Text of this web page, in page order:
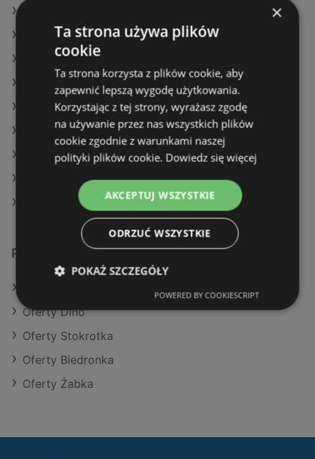
Oferty Stokrotka
Oferty E.Leclerc
Aktualne gazetki Selgros
Aktualne gazetki Netto
Aktualne gazetki Dealz
Aktualne gazetki Carrefour
Aktualne gazetki Biedronka
Sklepy Lidl w Międzyzdroje
Podobne sklepy detaliczne
Oferty Dino
Oferty Stokrotka
Oferty Biedronka
Oferty Żabka
×
Ta strona używa plików
cookie
Ta strona korzysta z plików cookie, aby
zapewnić lepszą wygodę użytkowania.
Korzystając z tej strony, wyrażasz zgodę
na używanie przez nas wszystkich plików
cookie zgodnie z warunkami naszej
polityki plików cookie. Dowiedz się więcej
AKCEPTUJ WSZYSTKIE
ODRZUĆ WSZYSTKIE
POKAŻ SZCZEGÓŁY
POWERED BY COOKIESCRIPT